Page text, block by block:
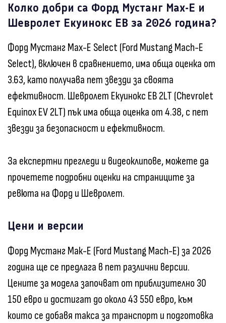
Колко добри са Форд Мустанг Мах-Е и
Шевролет Екуинокс ЕВ за 2026 година?
Форд Мустанг Мах-Е Select (Ford Mustang Mach-E
Select), включен в сравнението, има обща оценка от
3.63, като получава пет звезди за своята
ефективност. Шевролет Екуинокс ЕВ 2LT (Chevrolet
Equinox EV 2LT) пък има обща оценка от 4.38, с пет
звезди за безопасност и ефективност.
За експертни прегледи и видеоклипове, можете да
прочетете подробни оценки на страниците за
ревюта на Форд и Шевролет.
Цени и версии
Форд Мустанг Мак-Е (Ford Mustang Mach-E) за 2026
година ще се предлага в пет различни версии.
Цените за модела започват от приблизително 30
150 евро и достигат до около 43 550 евро, към
които се добавя такса за транспорт и подготовка